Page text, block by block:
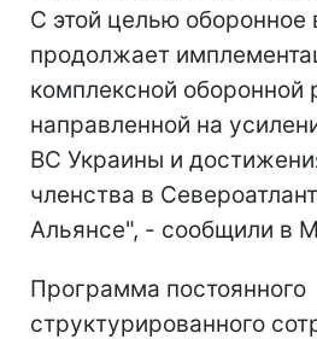
С этой целью оборонное
продолжает
комплексной
направленной на
ВС Украины и
членства в
Альянсе", - сообщили в
Программа постоянного
структурированного